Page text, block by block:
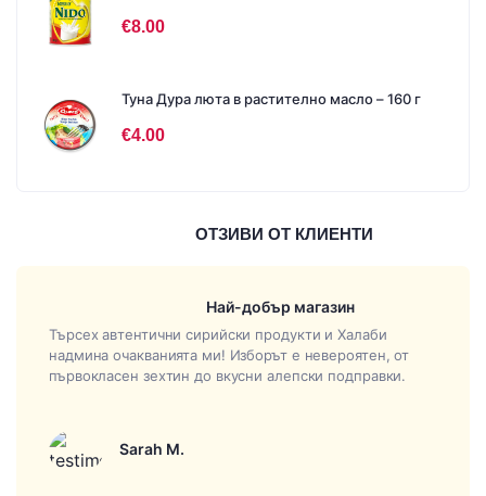
€8.00
Туна Дура люта в растително масло – 160 г
€4.00
ОТЗИВИ ОТ КЛИЕНТИ
Най-добър магазин
Търсех автентични сирийски продукти и Халаби
надмина очакванията ми! Изборът е невероятен, от
първокласен зехтин до вкусни алепски подправки.
Sarah M.